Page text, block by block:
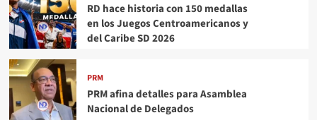
RD hace historia con 150 medallas
en los Juegos Centroamericanos y
del Caribe SD 2026
PRM
PRM afina detalles para Asamblea
Nacional de Delegados